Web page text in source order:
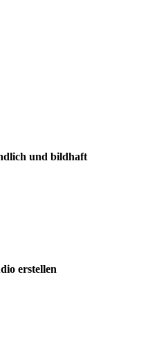
und bildhaft
erstellen